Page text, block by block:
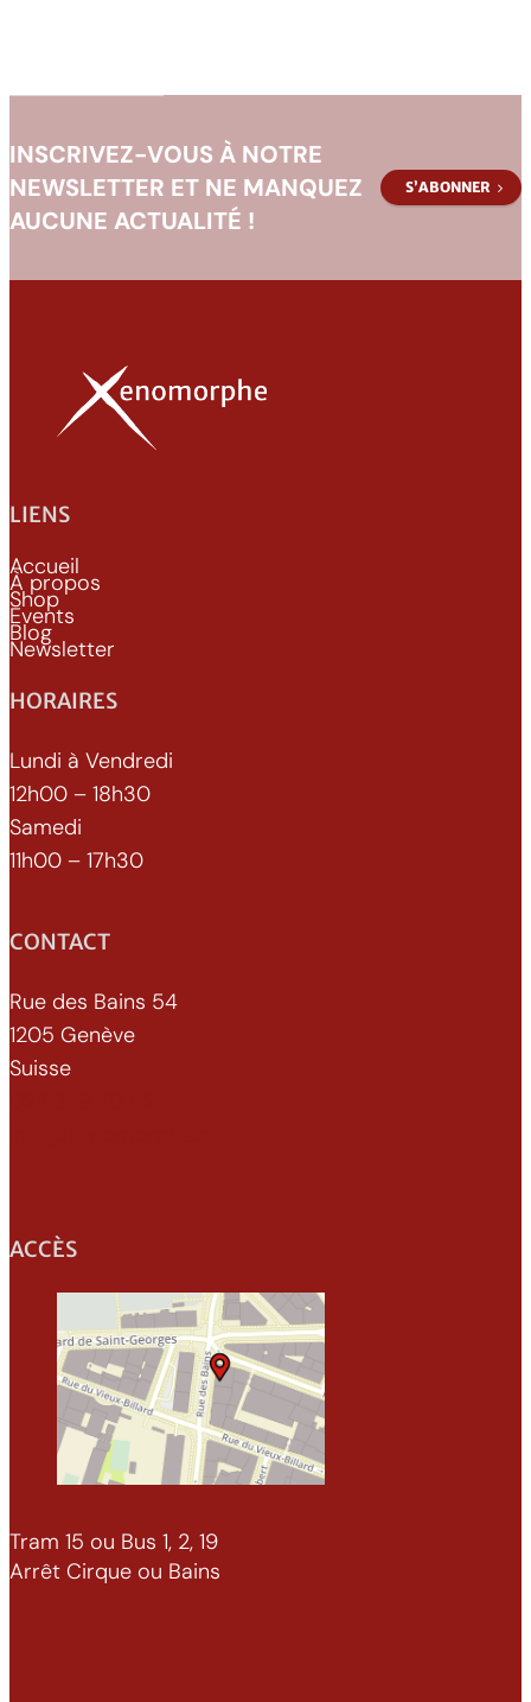
INSCRIVEZ-VOUS À NOTRE
NEWSLETTER ET NE MANQUEZ
AUCUNE ACTUALITÉ !
S’ABONNER
LIENS
Accueil
À propos
Shop
Events
Blog
Newsletter
HORAIRES
Lundi à Vendredi
12h00 – 18h30
Samedi
11h00 – 17h30
CONTACT
Rue des Bains 54
1205 Genève
Suisse
ACCÈS
Tram 15 ou Bus 1, 2, 19
Arrêt Cirque ou Bains